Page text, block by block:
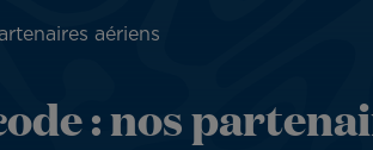
aériens
: nos